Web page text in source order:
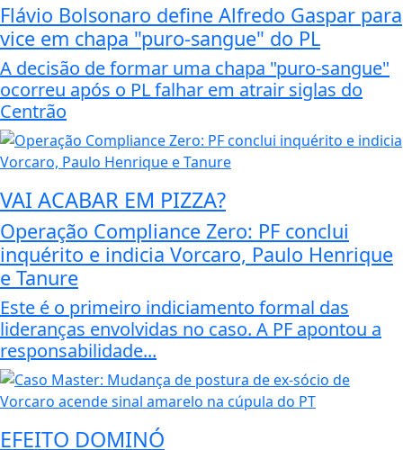
Flávio Bolsonaro define Alfredo Gaspar para
vice em chapa "puro-sangue" do PL
A decisão de formar uma chapa "puro-sangue"
ocorreu após o PL falhar em atrair siglas do
Centrão
VAI ACABAR EM PIZZA?
Operação Compliance Zero: PF conclui
inquérito e indicia Vorcaro, Paulo Henrique
e Tanure
Este é o primeiro indiciamento formal das
lideranças envolvidas no caso. A PF apontou a
responsabilidade...
EFEITO DOMINÓ